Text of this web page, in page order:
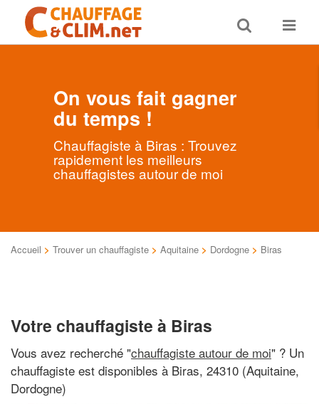
Toggle
search
Toggle
On vous fait gagner
du temps !
Chauffagiste à Biras : Trouvez
rapidement les meilleurs
chauffagistes autour de moi
Accueil > Trouver un chauffagiste > Aquitaine > Dordogne > Biras
Votre chauffagiste à Biras
Vous avez recherché "chauffagiste autour de moi" ? Un
chauffagiste est disponibles à Biras, 24310 (Aquitaine,
Dordogne)